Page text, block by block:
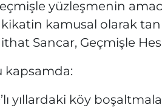
yüzleşmenin
kamusal olarak
Sancar, Geçmişle
kapsamda:
yıllardaki köy